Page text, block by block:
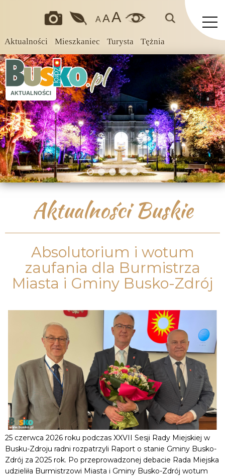
Aktualności Mieszkaniec Turysta Tężnia
A AA
AKTUALNOŚCI
Aktualności Buskie
Absolutorium i wotum
zaufania dla Burmistrza
Miasta i Gminy Busko-Zdrój
25 czerwca 2026 roku podczas XXVII Sesji Rady Miejskiej w
Busku-Zdroju radni rozpatrzyli Raport o stanie Gminy Busko-
Zdrój za 2025 rok. Po przeprowadzonej debacie Rada Miejska
udzieliła Burmistrzowi Miasta i Gminy Busko-Zdrój wotum